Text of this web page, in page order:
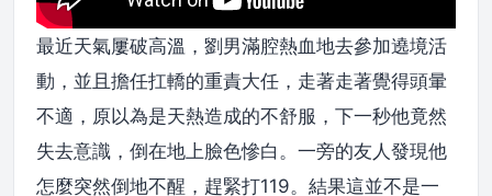
最近天氣屢破高溫，劉男滿腔熱血地去參加遶境活
動，並且擔任扛轎的重責大任，走著走著覺得頭暈
不適，原以為是天熱造成的不舒服，下一秒他竟然
失去意識，倒在地上臉色慘白。一旁的友人發現他
怎麼突然倒地不醒，趕緊打119。結果這並不是一